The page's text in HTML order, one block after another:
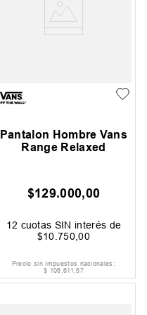
Pantalon Hombre Vans
Range Relaxed
$129.000,00
12 cuotas SIN interés de
$10 .750 ,00
Precio sin impuestos nacionales:
$ 106.611,57